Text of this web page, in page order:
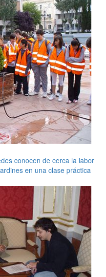
conocen de cerca la labor
en una clase práctica